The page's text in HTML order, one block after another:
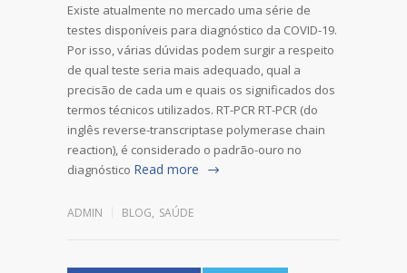
Existe atualmente no mercado uma série de
testes disponíveis para diagnóstico da COVID-19.
Por isso, várias dúvidas podem surgir a respeito
de qual teste seria mais adequado, qual a
precisão de cada um e quais os significados dos
termos técnicos utilizados. RT-PCR RT-PCR (do
inglês reverse-transcriptase polymerase chain
reaction), é considerado o padrão-ouro no
diagnóstico Read more
ADMIN BLOG, SAÚDE